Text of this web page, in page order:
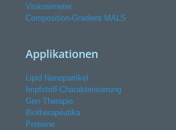
Viskosimeter
Composition-Gradient MALS
Applikationen
Lipid Nanopartikel
Impfstoff-Charakterisierung
Gen Therapie
Biotherapeutika
Proteine